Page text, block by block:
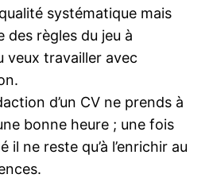
systématique mais
des règles du jeu à
veux travailler avec
d’un CV ne prends à
bonne heure ; une fois
il ne reste qu’à l’enrichir au